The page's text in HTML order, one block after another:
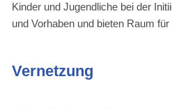
Kinder und Jugendliche bei der
und Vorhaben und bieten Raum
Vernetzung